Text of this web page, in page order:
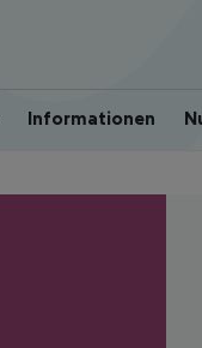
Informationen